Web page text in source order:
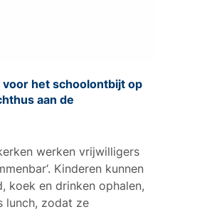
het schoolontbijt op
aan de
werken vrijwilligers
Kinderen kunnen
koek en drinken ophalen,
lunch, zodat ze